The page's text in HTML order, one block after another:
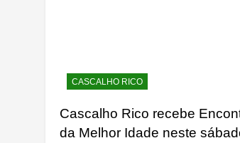
CASCALHO RICO
Cascalho Rico recebe
da Melhor Idade neste